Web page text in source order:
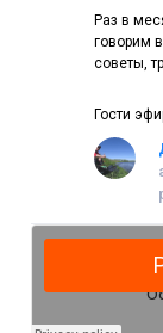
Раз в
говорим
советы,
Гости